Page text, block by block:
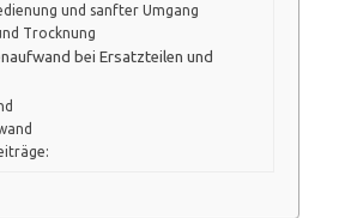
und sanfter Umgang
Trocknung
bei Ersatzteilen und